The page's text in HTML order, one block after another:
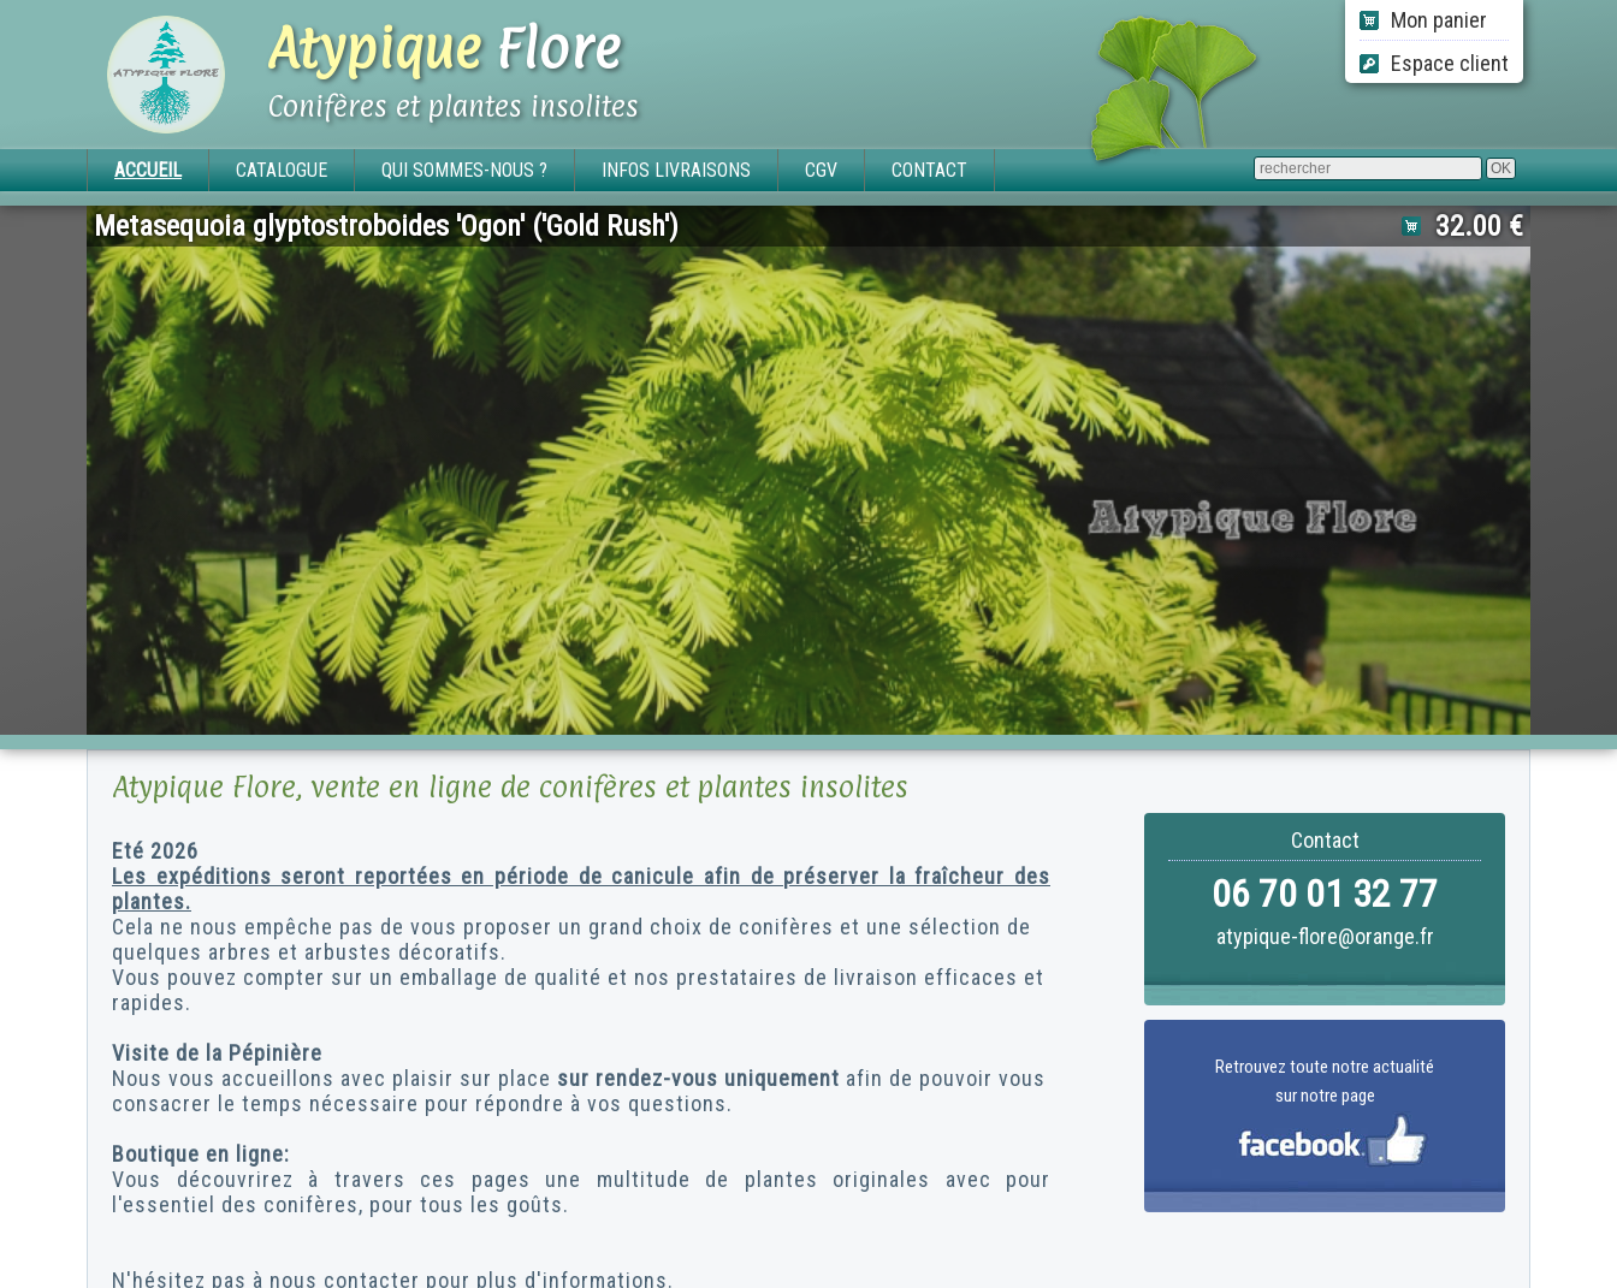
AtypiqueFlore
Conifères et plantes insolites
Mon panier
Espace client
ACCUEIL CATALOGUE QUI SOMMES-NOUS ? INFOS LIVRAISONS CGV CONTACT
Metasequoia glyptostroboides 'Ogon' ('Gold Rush') 32.00 €
Atypique Flore, vente en ligne de conifères et plantes insolites
Eté 2026
Les expéditions seront reportées en période de canicule afin de préserver la fraîcheur des
plantes.
Cela ne nous empêche pas de vous proposer un grand choix de conifères et une sélection de
quelques arbres et arbustes décoratifs.
Vous pouvez compter sur un emballage de qualité et nos prestataires de livraison efficaces et
rapides.
Visite de la Pépinière
Nous vous accueillons avec plaisir sur place sur rendez-vous uniquement afin de pouvoir vous
consacrer le temps nécessaire pour répondre à vos questions.
Boutique en ligne:
Vous découvrirez à travers ces pages une multitude de plantes originales avec pour
l'essentiel des conifères, pour tous les goûts.
N'hésitez pas à nous contacter pour plus d'informations.
Contact
06 70 01 32 77
atypique-flore@orange.fr
Retrouvez toute notre actualité
sur notre page